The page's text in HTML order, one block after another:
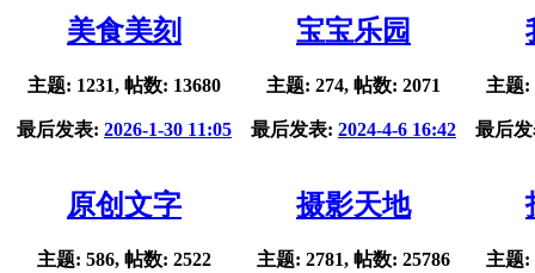
美食美刻
主题: 1231, 帖数: 13680
最后发表: 2026-1-30 11:05
宝宝乐园
主题: 274, 帖数: 2071
最后发表: 2024-4-6 16:42
主题:
最后
原创文字
主题: 586, 帖数: 2522
摄影天地
主题: 2781, 帖数: 25786 主题: